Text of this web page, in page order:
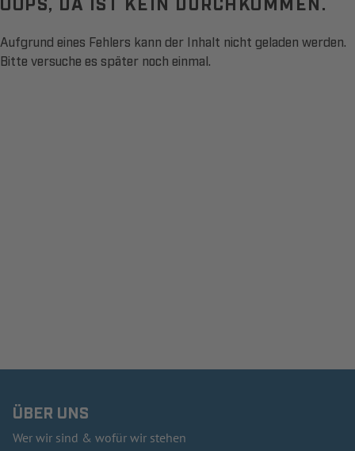
Aufgrund eines Fehlers kann der Inhalt nicht geladen werden.
Bitte versuche es später noch einmal.
ÜBER UNS
Wer wir sind & wofür wir stehen